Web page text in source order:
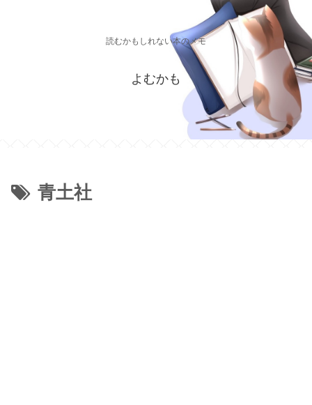
読むかもしれない本のメモ
よむかも
青土社